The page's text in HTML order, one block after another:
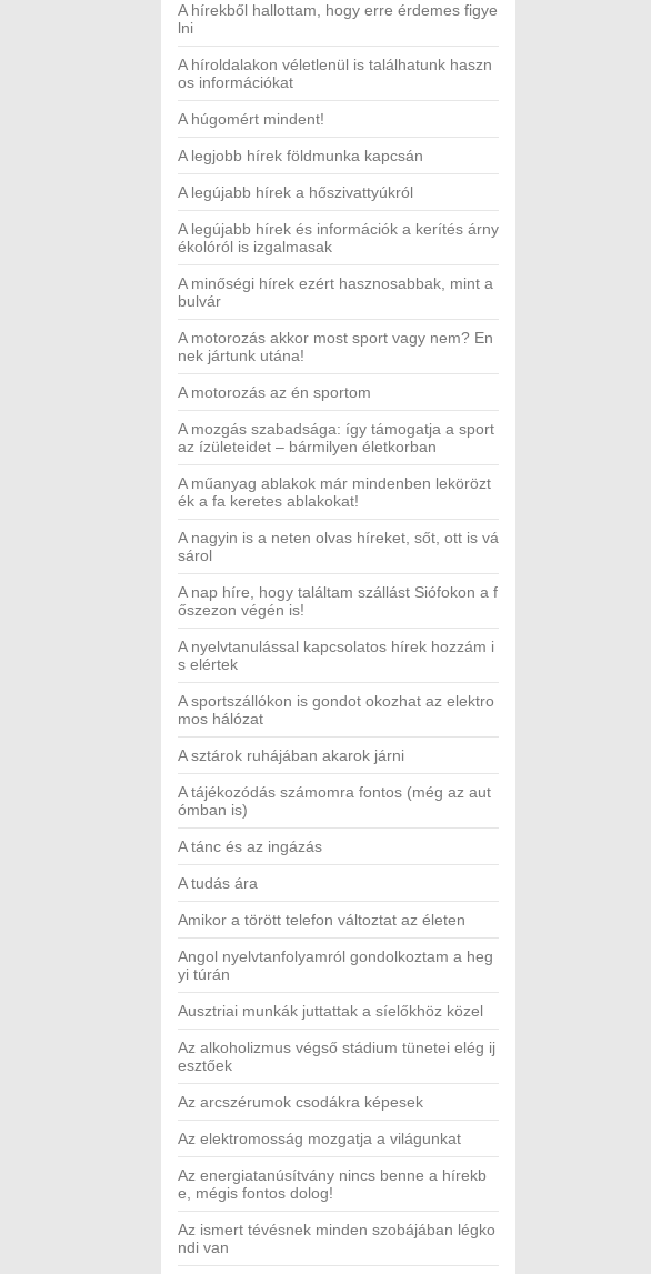
A hírekből hallottam, hogy erre érdemes figye
lni
A híroldalakon véletlenül is találhatunk haszn
os információkat
A húgomért mindent!
A legjobb hírek földmunka kapcsán
A legújabb hírek a hőszivattyúkról
A legújabb hírek és információk a kerítés árny
ékolóról is izgalmasak
A minőségi hírek ezért hasznosabbak, mint a
bulvár
A motorozás akkor most sport vagy nem? En
nek jártunk utána!
A motorozás az én sportom
A mozgás szabadsága: így támogatja a sport
az ízületeidet – bármilyen életkorban
A műanyag ablakok már mindenben lekörözt
ék a fa keretes ablakokat!
A nagyin is a neten olvas híreket, sőt, ott is vá
sárol
A nap híre, hogy találtam szállást Siófokon a f
őszezon végén is!
A nyelvtanulással kapcsolatos hírek hozzám i
s elértek
A sportszállókon is gondot okozhat az elektro
mos hálózat
A sztárok ruhájában akarok járni
A tájékozódás számomra fontos (még az aut
ómban is)
A tánc és az ingázás
A tudás ára
Amikor a törött telefon változtat az életen
Angol nyelvtanfolyamról gondolkoztam a heg
yi túrán
Ausztriai munkák juttattak a síelőkhöz közel
Az alkoholizmus végső stádium tünetei elég ij
esztőek
Az arcszérumok csodákra képesek
Az elektromosság mozgatja a világunkat
Az energiatanúsítvány nincs benne a hírekb
e, mégis fontos dolog!
Az ismert tévésnek minden szobájában légko
ndi van